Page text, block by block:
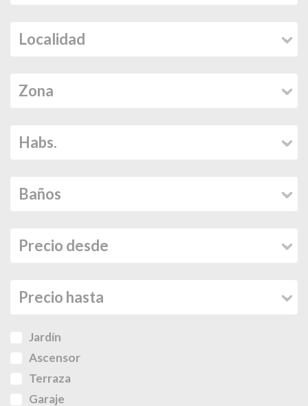
Jardín
Ascensor
Terraza
Garaje